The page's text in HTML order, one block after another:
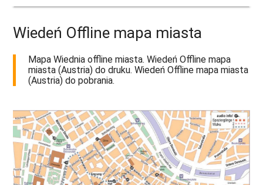
Wiedeń Offline mapa miasta
Mapa Wiednia offline miasta. Wiedeń Offline mapa
miasta (Austria) do druku. Wiedeń Offline mapa miasta
(Austria) do pobrania.